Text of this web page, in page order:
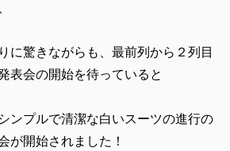
に驚きながらも、最前列から２列目
表会の開始を待っていると
ンプルで清潔な白いスーツの進行の
が開始されました！